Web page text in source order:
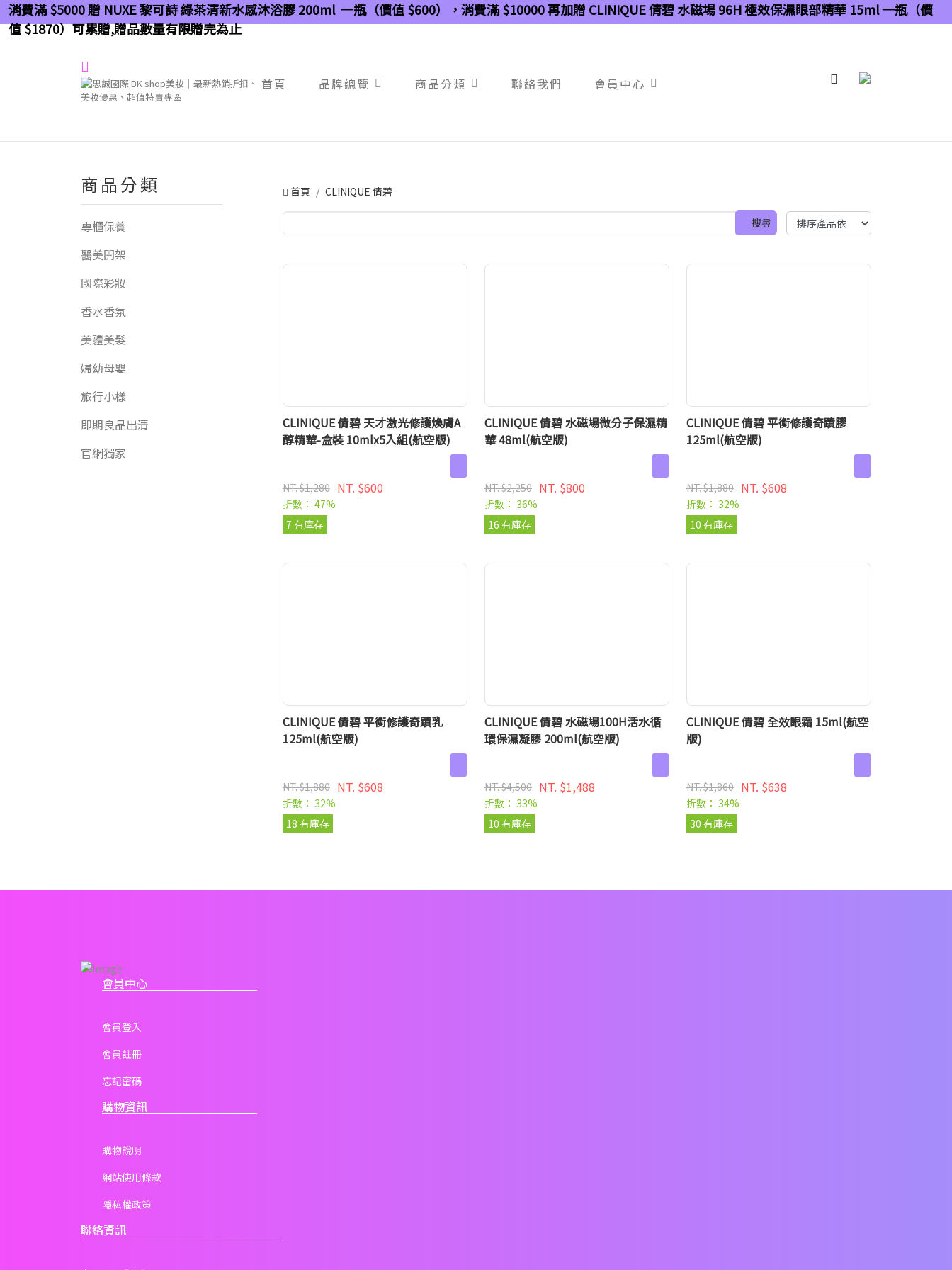
消費滿 $5000 贈 NUXE 黎可詩 綠茶清新水感沐浴膠 200ml 一瓶（價值 $600），消費滿 $10000 再加贈 CLINIQUE 倩碧 水磁場 96H 極效保濕眼部精華 15ml 一瓶（價
值 $1870）可累贈,贈品數量有限贈完為止
首頁 品牌總覽 商品分類 聯絡我們 會員中心 0
商品分類
專櫃保養
醫美開架
國際彩妝
香水香氛
美體美髮
婦幼母嬰
旅行小樣
即期良品出清
官網獨家
首頁 CLINIQUE 倩碧
CLINIQUE 倩碧 天才激光修護煥膚A
醇精華-盒裝 10mlx5入組(航空版)
NT. $1,280 NT. $600
折數： 47%
7 有庫存
CLINIQUE 倩碧 水磁場微分子保濕精
華 48ml(航空版)
NT. $2,250 NT. $800
折數： 36%
16 有庫存
CLINIQUE 倩碧 平衡修護奇蹟膠
125ml(航空版)
NT. $1,880 NT. $608
折數： 32%
10 有庫存
CLINIQUE 倩碧 平衡修護奇蹟乳
125ml(航空版)
NT. $1,880 NT. $608
折數： 32%
18 有庫存
CLINIQUE 倩碧 水磁場100H活水循
環保濕凝膠 200ml(航空版)
NT. $4,500 NT. $1,488
折數： 33%
10 有庫存
CLINIQUE 倩碧 全效眼霜 15ml(航空
版)
NT. $1,860 NT. $638
折數： 34%
30 有庫存
會員中心
會員登入
會員註冊
忘記密碼
購物資訊
購物說明
網站使用條款
隱私權政策
聯絡資訊